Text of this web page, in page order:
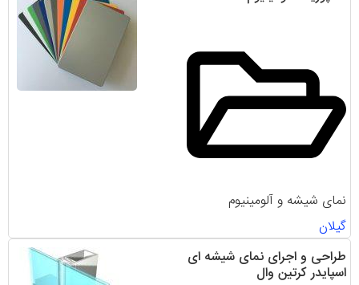
نمای شیشه و آلومینیوم
گیلان
طراحی و اجرای نمای شیشه ای
اسپایدر کرتین وال